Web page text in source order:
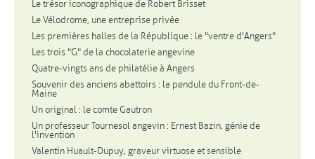
Le trésor iconographique de Robert Brisset
Le Vélodrome, une entreprise privée
Les premières halles de la République : le "ventre d'Angers"
Les trois "G" de la chocolaterie angevine
Quatre-vingts ans de philatélie à Angers
Souvenir des anciens abattoirs : la pendule du Front-de-
Maine
Un original : le comte Gautron
Un professeur Tournesol angevin : Ernest Bazin, génie de
l'invention
Valentin Huault-Dupuy, graveur virtuose et sensible